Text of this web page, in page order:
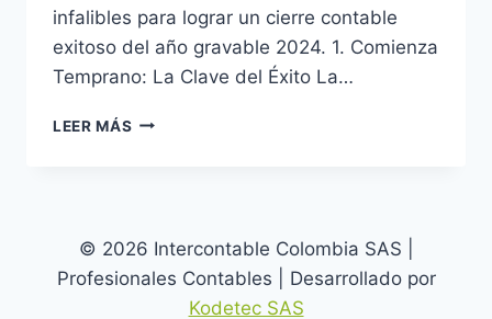
infalibles para lograr un cierre contable
exitoso del año gravable 2024. 1. Comienza
Temprano: La Clave del Éxito La…
LEER MÁS CIERRE
PARA
AHORRAR
TIEMPO
© 2026 Intercontable Colombia SAS |
Profesionales Contables | Desarrollado por
Kodetec SAS